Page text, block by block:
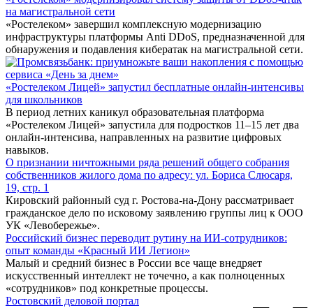
на магистральной сети
«Ростелеком» завершил комплексную модернизацию
инфраструктуры платформы Anti DDoS, предназначенной для
обнаружения и подавления кибератак на магистральной сети.
«Ростелеком Лицей» запустил бесплатные онлайн-интенсивы
для школьников
В период летних каникул образовательная платформа
«Ростелеком Лицей» запустила для подростков 11–15 лет два
онлайн-интенсива, направленных на развитие цифровых
навыков.
О признании ничтожными ряда решений общего собрания
собственников жилого дома по адресу: ул. Бориса Слюсаря,
19, стр. 1
Кировский районный суд г. Ростова-на-Дону рассматривает
гражданское дело по исковому заявлению группы лиц к ООО
УК «Левобережье».
Российский бизнес переводит рутину на ИИ-сотрудников:
опыт команды «Красный ИИ Легион»
Малый и средний бизнес в России все чаще внедряет
искусственный интеллект не точечно, а как полноценных
«сотрудников» под конкретные процессы.
Ростовский деловой портал